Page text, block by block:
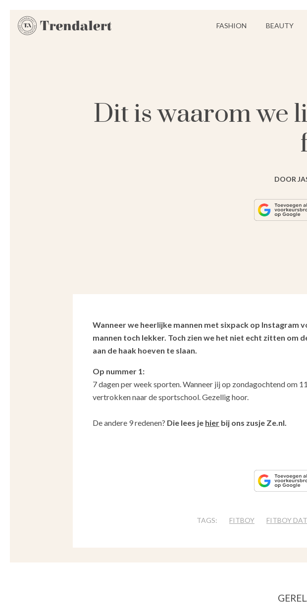
FASHION BEAUTY
Dit is waarom we
DOOR
Wanneer we heerlijke mannen met sixpack op Instagram
mannen toch lekker. Toch zien we het niet echt zitten om
aan de haak hoeven te slaan.
Op nummer 1:
7 dagen per week sporten. Wanneer jij op zondagochtend om
vertrokken naar de sportschool. Gezellig hoor.
De andere 9 redenen? Die lees je hier bij ons zusje Ze.nl.
TAGS: FITBOY FITBOY